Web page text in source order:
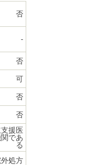
否
-
否
可
否
否
援医
であ
る
処方